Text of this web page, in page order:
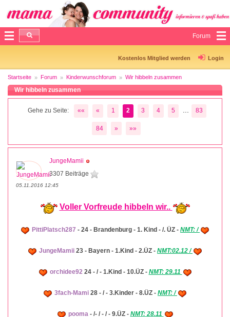
Forum
Kostenlos Mitglied werden Login
Startseite Forum Kinderwunschforum Wir hibbeln zusammen
Wir hibbeln zusammen
Gehe zu Seite: «« « 1 2 3 4 5 83
84 » »»
JungeMamii
3307 Beiträge
05.11.2016 12:45
Voller Vorfreude hibbeln wir..
PittiPlatsch287 - 24 - Brandenburg - 1. Kind - /. ÜZ - NMT: /
JungeMamii 23 - Bayern - 1.Kind - 2.ÜZ - NMT:02.12 /
orchidee92 24 - / - 1.Kind - 10.ÜZ - NMT: 29.11
3fach-Mami 28 - / - 3.Kinder - 8.ÜZ - NMT: /
pooma - /- / - / - 9.ÜZ - NMT: 28.11